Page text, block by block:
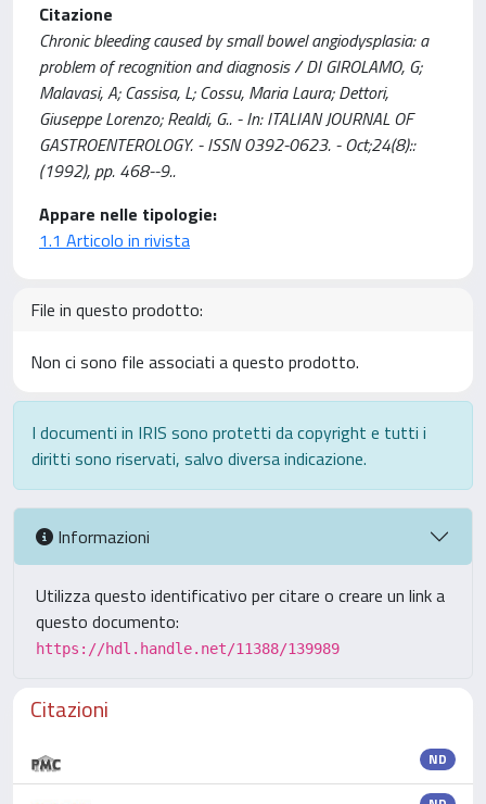
Citazione
Chronic bleeding caused by small bowel angiodysplasia: a
problem of recognition and diagnosis / DI GIROLAMO, G;
Malavasi, A; Cassisa, L; Cossu, Maria Laura; Dettori,
Giuseppe Lorenzo; Realdi, G.. - In: ITALIAN JOURNAL OF
GASTROENTEROLOGY. - ISSN 0392-0623. - Oct;24(8)::
(1992), pp. 468--9..
Appare nelle tipologie:
1.1 Articolo in rivista
File in questo prodotto:
Non ci sono file associati a questo prodotto.
I documenti in IRIS sono protetti da copyright e tutti i
diritti sono riservati, salvo diversa indicazione.
Informazioni
Utilizza questo identificativo per citare o creare un link a
questo documento:
https://hdl.handle.net/11388/139989
Citazioni
ND